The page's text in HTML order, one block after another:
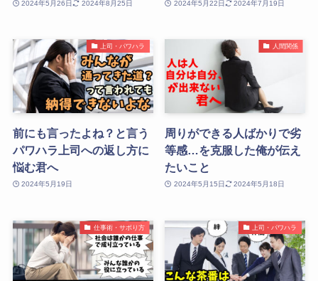
2024年5月26日 2024年8月25日 2024年5月22日 2024年7月19日
上司・パワハラ
前にも言ったよね？と言う
パワハラ上司への返し方に
悩む君へ
2024年5月19日
人間関係
周りができる人ばかりで劣
等感…を克服した俺が伝え
たいこと
2024年5月15日 2024年5月18日
仕事術・サボり方 上司・パワハラ